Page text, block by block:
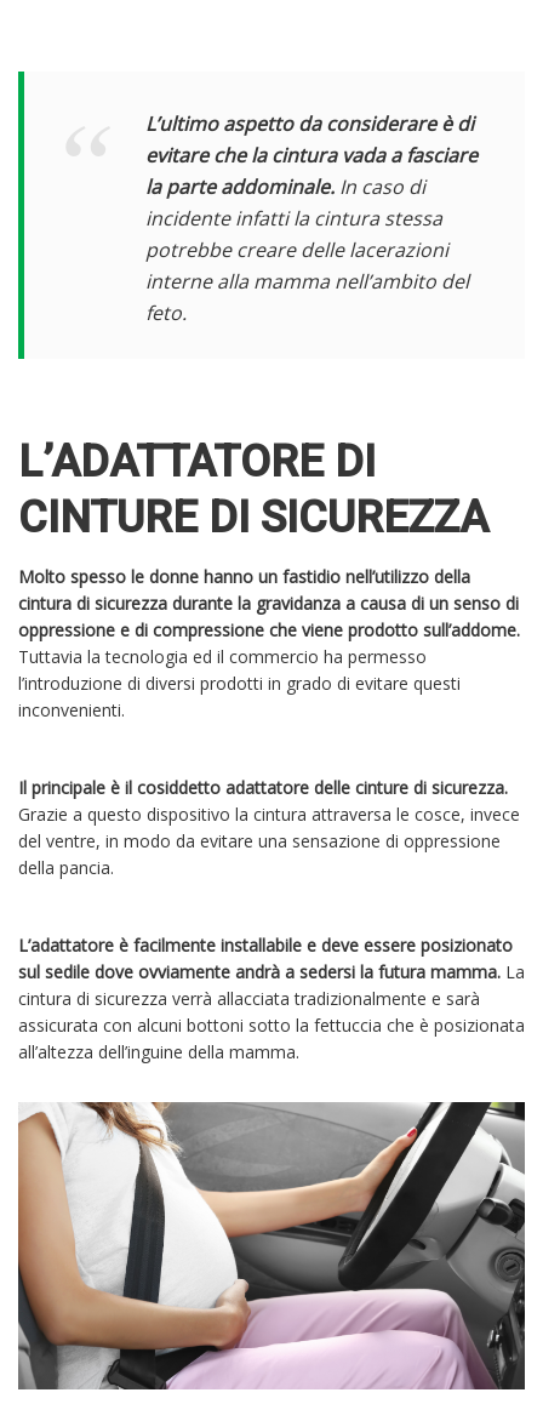
L’ultimo aspetto da considerare è di
evitare che la cintura vada a fasciare
la parte addominale. In caso di
incidente infatti la cintura stessa
potrebbe creare delle lacerazioni
interne alla mamma nell’ambito del
feto.
L’ADATTATORE DI
CINTURE DI SICUREZZA
Molto spesso le donne hanno un fastidio nell’utilizzo della
cintura di sicurezza durante la gravidanza a causa di un senso di
oppressione e di compressione che viene prodotto sull’addome.
Tuttavia la tecnologia ed il commercio ha permesso
l’introduzione di diversi prodotti in grado di evitare questi
inconvenienti.
Il principale è il cosiddetto adattatore delle cinture di sicurezza.
Grazie a questo dispositivo la cintura attraversa le cosce, invece
del ventre, in modo da evitare una sensazione di oppressione
della pancia.
L’adattatore è facilmente installabile e deve essere posizionato
sul sedile dove ovviamente andrà a sedersi la futura mamma. La
cintura di sicurezza verrà allacciata tradizionalmente e sarà
assicurata con alcuni bottoni sotto la fettuccia che è posizionata
all’altezza dell’inguine della mamma.